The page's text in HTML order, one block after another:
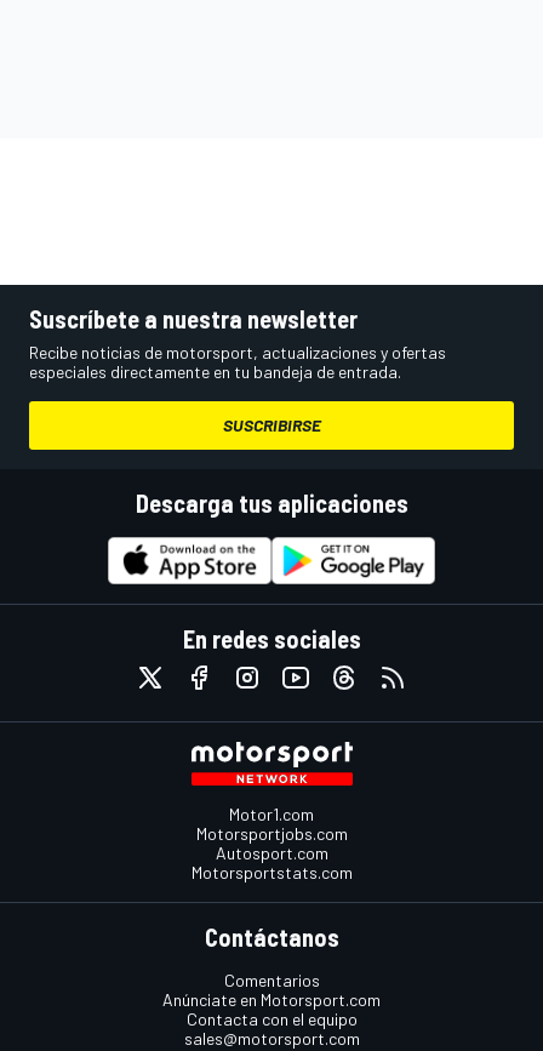
Suscríbete a nuestra newsletter
Recibe noticias de motorsport, actualizaciones y ofertas
especiales directamente en tu bandeja de entrada.
SUSCRIBIRSE
Descarga tus aplicaciones
En redes sociales
Motor1.com
Motorsportjobs.com
Autosport.com
Motorsportstats.com
Contáctanos
Comentarios
Anúnciate en Motorsport.com
Contacta con el equipo
sales@motorsport.com